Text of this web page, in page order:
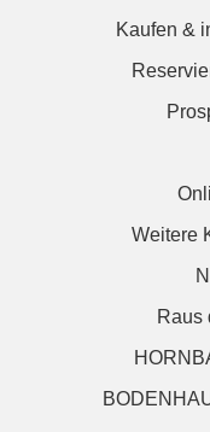
Kaufen &
Weitere
Raus